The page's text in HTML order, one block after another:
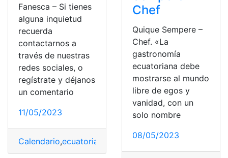
Fanesca – Si tienes
alguna inquietud
recuerda
contactarnos a
través de nuestras
redes sociales, o
regístrate y déjanos
un comentario
11/05/2023
Calendario,ecuatoriana Fanesca,Plato,Platos Típicos
Chef
Quique Sempere –
Chef. «La
gastronomía
ecuatoriana debe
mostrarse al mundo
libre de egos y
vanidad, con un
solo nombre
08/05/2023